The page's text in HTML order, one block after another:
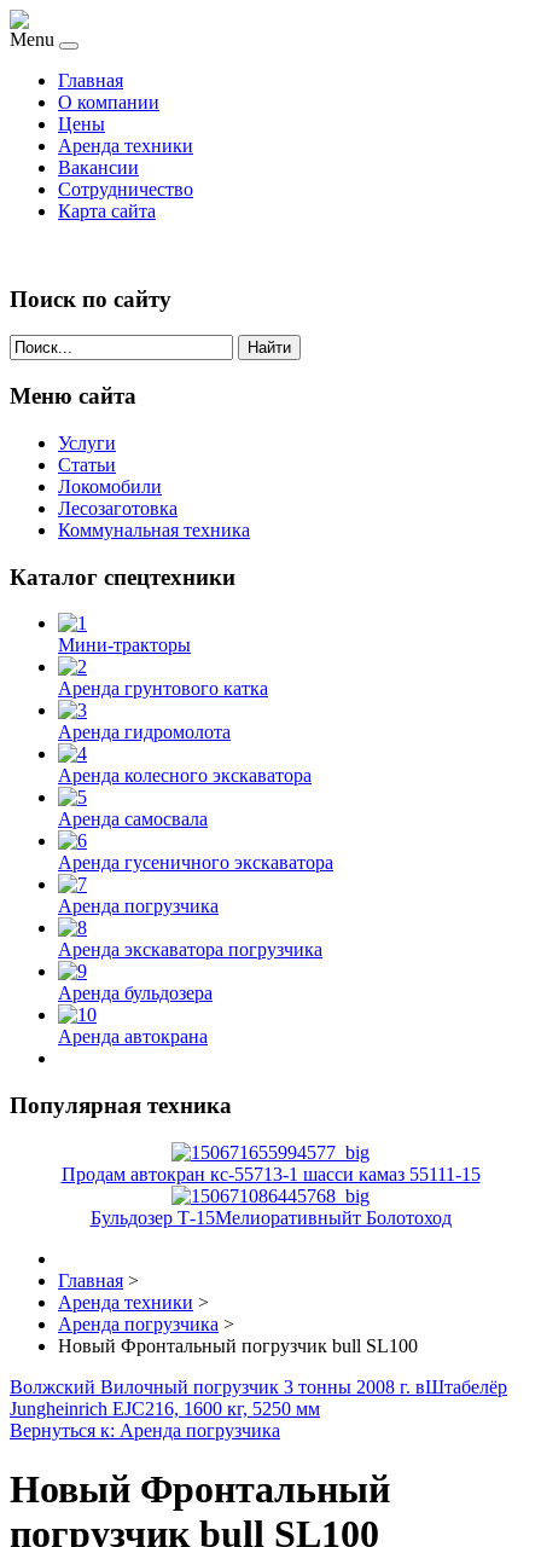
Menu
Главная
О компании
Цены
Аренда техники
Вакансии
Сотрудничество
Карта сайта
Поиск по сайту
Найти
Меню сайта
Услуги
Статьи
Локомобили
Лесозаготовка
Коммунальная техника
Каталог спецтехники
Мини-тракторы
Аренда грунтового катка
Аренда гидромолота
Аренда колесного экскаватора
Аренда самосвала
Аренда гусеничного экскаватора
Аренда погрузчика
Аренда экскаватора погрузчика
Аренда бульдозера
Аренда автокрана
Популярная техника
Продам автокран кс-55713-1 шасси камаз 55111-15
Бульдозер Т-15Мелиоративныйт Болотоход
Главная >
Аренда техники >
Аренда погрузчика >
Новый Фронтальный погрузчик bull SL100
Волжский Вилочный погрузчик 3 тонны 2008 г. вШтабелёр
Jungheinrich EJC216, 1600 кг, 5250 мм
Вернуться к: Аренда погрузчика
Новый Фронтальный
погрузчик bull SL100